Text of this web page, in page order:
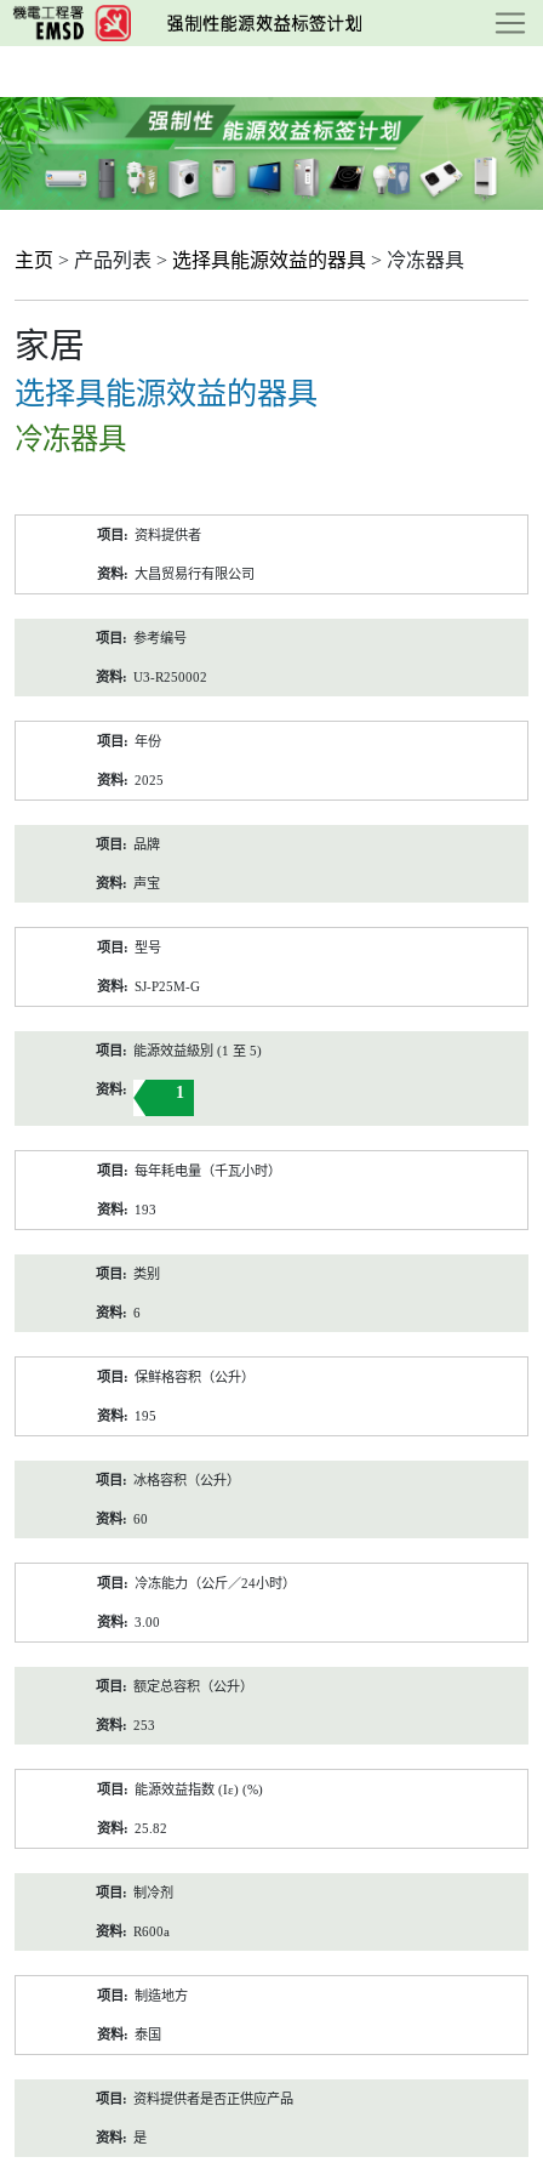
跳
至
要
内
容
主页 > 产品列表 > 选择具能源效益的器具 > 冷冻器具
家居
选择具能源效益的器具
冷冻器具
资料提供者
大昌贸易行有限公司
参考编号
U3-R250002
年份
2025
品牌
声宝
型号
SJ-P25M-G
能源效益級別 (1 至 5)
1
每年耗电量（千瓦小时）
193
类别
6
保鲜格容积（公升）
195
冰格容积（公升）
60
冷冻能力（公斤／24小时）
3.00
额定总容积（公升）
253
能源效益指数 (Iε) (%)
25.82
制冷剂
R600a
制造地方
泰国
资料提供者是否正供应产品
是